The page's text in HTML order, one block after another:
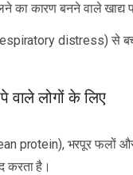
कारण बनने वाले खाद्य
distress) से
वाले लोगों के लिए
protein), भरपूर फलों
करता है।